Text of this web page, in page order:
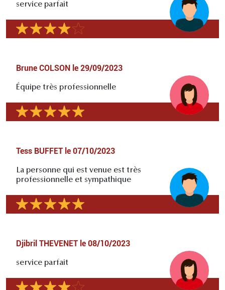
service parfait
Brune COLSON le 29/09/2023
Équipe très professionnelle
Tess BUFFET le 07/10/2023
La personne qui est venue est très
professionnelle et sympathique
Djibril THEVENET le 08/10/2023
service parfait